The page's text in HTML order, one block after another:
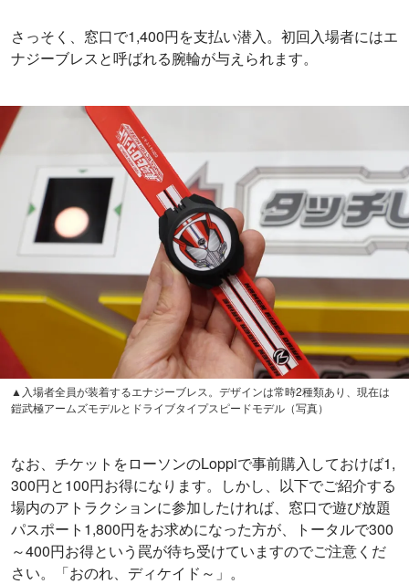
さっそく、窓口で1,400円を支払い潜入。初回入場者にはエ
ナジーブレスと呼ばれる腕輪が与えられます。
▲入場者全員が装着するエナジーブレス。デザインは常時2種類あり、現在は
鎧武極アームズモデルとドライブタイプスピードモデル（写真）
なお、チケットをローソンのLoppiで事前購入しておけば1,
300円と100円お得になります。しかし、以下でご紹介する
場内のアトラクションに参加したければ、窓口で遊び放題
パスポート1,800円をお求めになった方が、トータルで300
～400円お得という罠が待ち受けていますのでご注意くだ
さい。「おのれ、ディケイド～」。